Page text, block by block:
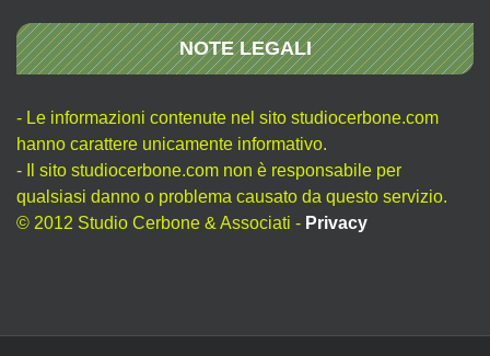
NOTE LEGALI
- Le informazioni contenute nel sito studiocerbone.com
hanno carattere unicamente informativo.
- Il sito studiocerbone.com non è responsabile per
qualsiasi danno o problema causato da questo servizio.
© 2012 Studio Cerbone & Associati - Privacy